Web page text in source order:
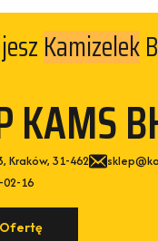
Kamizelek
KAMS
Kraków, 31-462
02-16